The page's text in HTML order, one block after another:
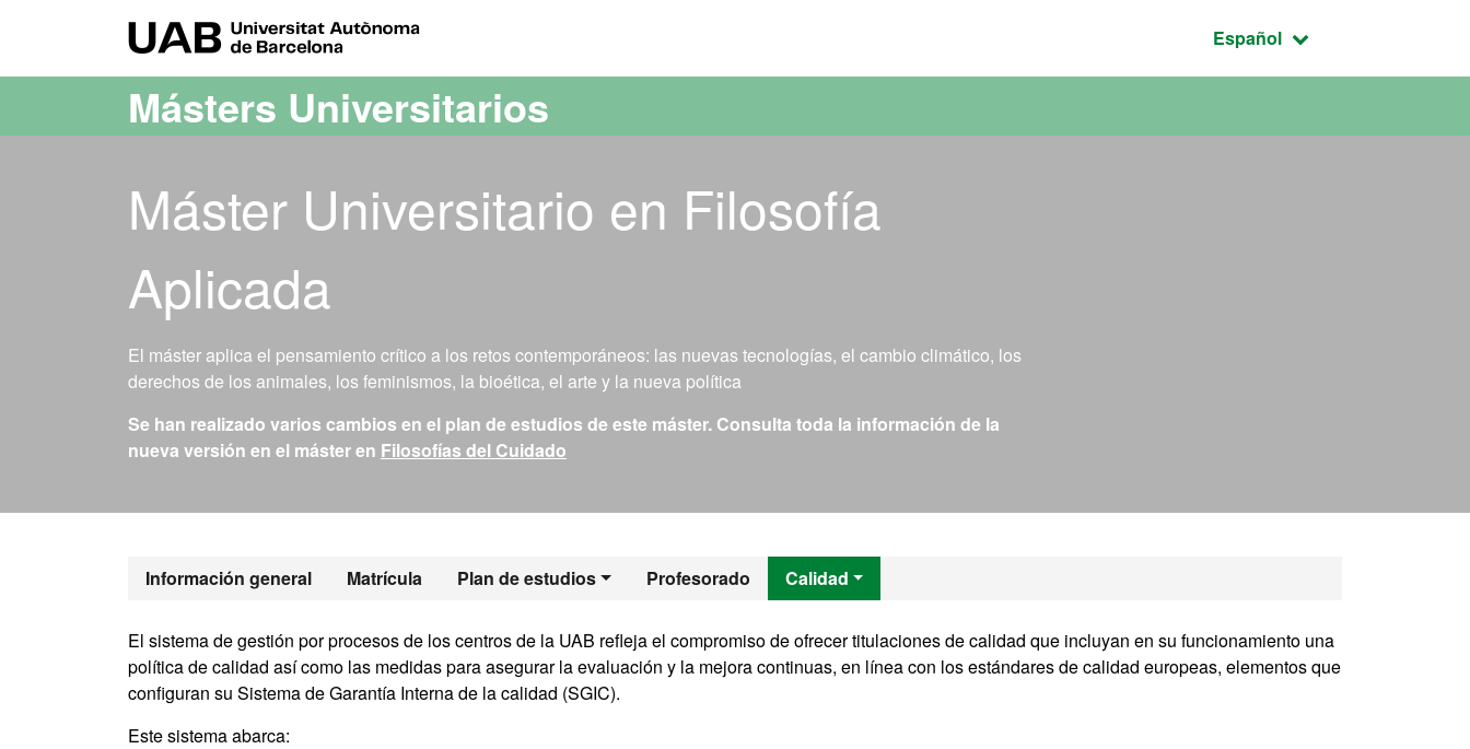
Idioma seleccionado:
Español
Másters Universitarios
Máster Universitario en Filosofía
Aplicada
El máster aplica el pensamiento crítico a los retos contemporáneos: las nuevas tecnologías, el cambio climático, los
derechos de los animales, los feminismos, la bioética, el arte y la nueva política
Se han realizado varios cambios en el plan de estudios de este máster. Consulta toda la información de la
nueva versión en el máster en Filosofías del Cuidado
Información general Matrícula Plan de estudios Profesorado Calidad
Máster Oficial - Filosofía Aplicada
El sistema de gestión por procesos de los centros de la UAB refleja el compromiso de ofrecer titulaciones de calidad que incluyan en su funcionamiento una
política de calidad así como las medidas para asegurar la evaluación y la mejora continuas, en línea con los estándares de calidad europeas, elementos que
configuran su Sistema de Garantía Interna de la calidad (SGIC).
Este sistema abarca: